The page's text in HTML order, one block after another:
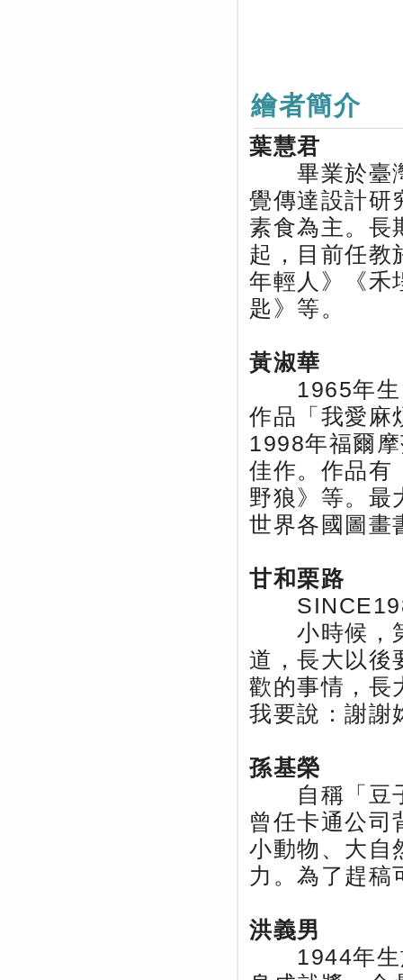
繪者簡介
葉慧君
畢業於臺灣
覺傳達設計研
素食為主。長
起，目前任教
年輕人》《禾
匙》等。
黃淑華
1965年生，
作品「我愛麻
1998年福爾
佳作。作品有
野狼》等。最
世界各國圖畫
甘和栗路
小時候，第
道，長大以後
歡的事情，長
我要說：謝謝
孫基榮
自稱「豆子
曾任卡通公司
小動物、大自
力。為了趕
洪義男
1944年生於